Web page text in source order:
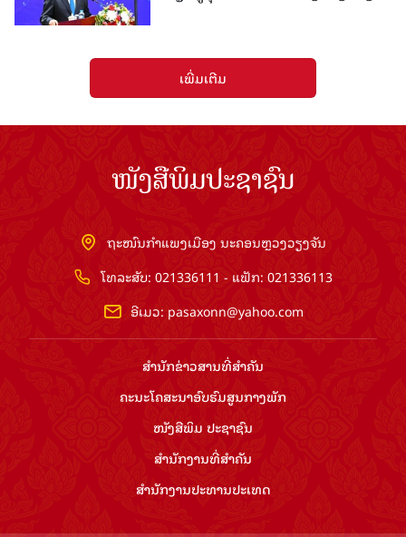
ເພີ່ມເຕີມ
ໜັງສືພິມປະຊາຊົນ
ຖະໜົນກຳແພງເມືອງ ນະຄອນຫຼວງວຽງຈັນ
ໂທລະສັບ: 021336111 - ແຟັກ: 021336113
ອີເມວ: pasaxonn@yahoo.com
ສຳ​ນັກ​ຂ່າວ​ສານ​ທີ່​ສຳ​ຄັນ​
ຄະນະໂຄສະນາອົບຮົມ​ສູນ​ກາງ​ພັກ
ໜັງສືພິມ ປະ​ຊາ​ຊົນ
ສຳ​ນັກ​ງານ​ທີ່​ສຳ​ຄັນ
ສຳ​ນັກ​ງານ​ປະ​ທານ​ປະ​ເທດ